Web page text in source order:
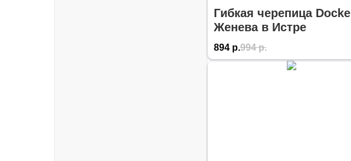
Гибкая черепица Docke
Женева в Истре
894 р.994 р.